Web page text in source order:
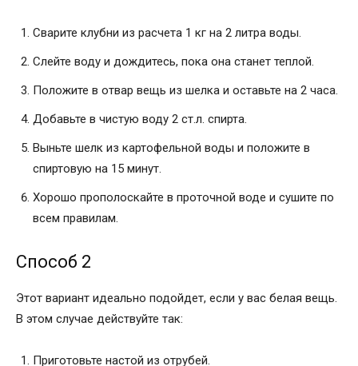
Сварите клубни из расчета 1 кг на 2 литра воды.
Слейте воду и дождитесь, пока она станет теплой.
Положите в отвар вещь из шелка и оставьте на 2 часа.
Добавьте в чистую воду 2 ст.л. спирта.
Выньте шелк из картофельной воды и положите в
спиртовую на 15 минут.
Хорошо прополоскайте в проточной воде и сушите по
всем правилам.
Способ 2
Этот вариант идеально подойдет, если у вас белая вещь.
В этом случае действуйте так:
Приготовьте настой из отрубей.